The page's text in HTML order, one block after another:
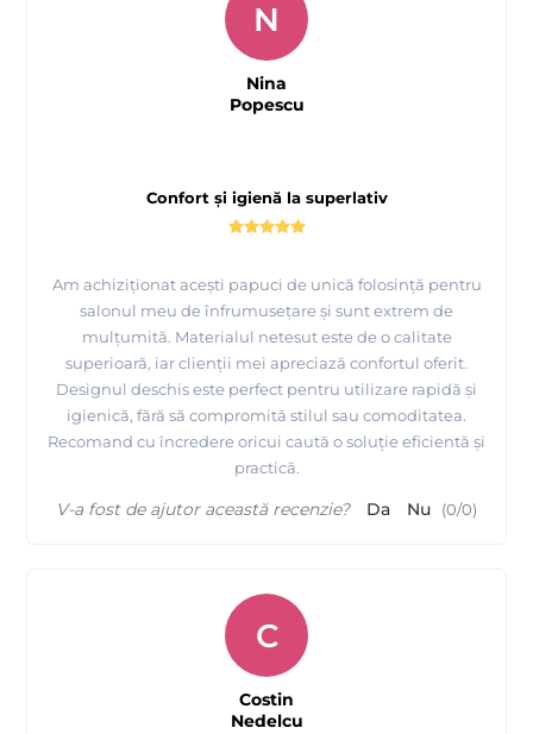
Confort și igienă la superlativ
Am achiziționat acești papuci de unică folosință pentru
salonul meu de înfrumusețare și sunt extrem de
mulțumită. Materialul netesut este de o calitate
superioară, iar clienții mei apreciază confortul oferit.
Designul deschis este perfect pentru utilizare rapidă și
igienică, fără să compromită stilul sau comoditatea.
Recomand cu încredere oricui caută o soluție eficientă și
practică.
N
Nina
Popescu
V-a fost de ajutor această recenzie? Da Nu (0/0)
C
Costin
Nedelcu